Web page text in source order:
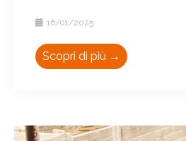
16/01/2025
Scopri di più →